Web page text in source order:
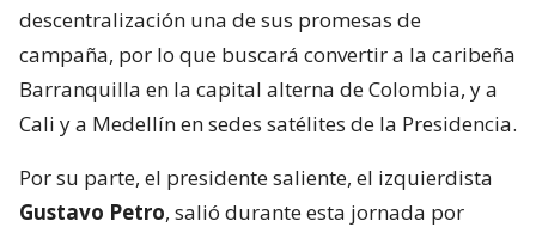
descentralización una de sus promesas de
campaña, por lo que buscará convertir a la caribeña
Barranquilla en la capital alterna de Colombia, y a
Cali y a Medellín en sedes satélites de la Presidencia.
Por su parte, el presidente saliente, el izquierdista
Gustavo Petro, salió durante esta jornada por